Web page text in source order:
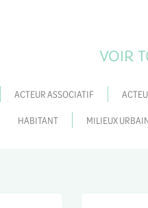
VOIR
ACTEUR ASSOCIATIF
HABITANT MILIEUX